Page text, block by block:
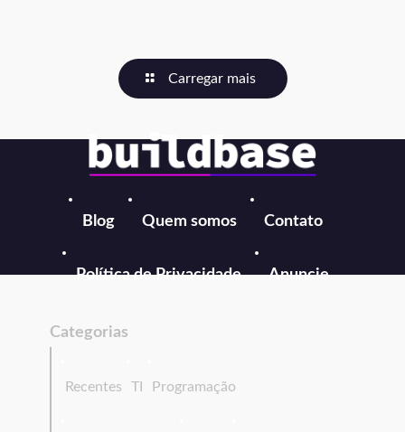
Carregar mais
Blog Quem somos Contato
Política de Privacidade Anuncie
Categorias
Recentes TI Programação